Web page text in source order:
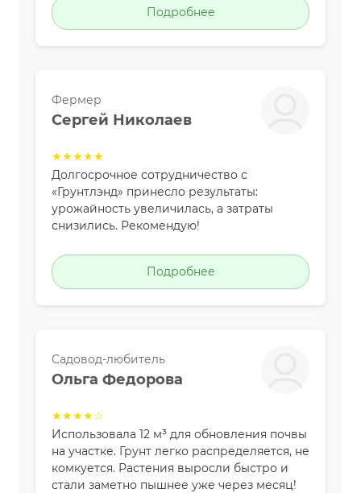
Подробнее
Фермер
Сергей Николаев
★★★★★
Долгосрочное сотрудничество с
«Грунтлэнд» принесло результаты:
урожайность увеличилась, а затраты
снизились. Рекомендую!
Подробнее
Садовод-любитель
Ольга Федорова
★★★★☆
Использовала 12 м³ для обновления почвы
на участке. Грунт легко распределяется, не
комкуется. Растения выросли быстро и
стали заметно пышнее уже через месяц!